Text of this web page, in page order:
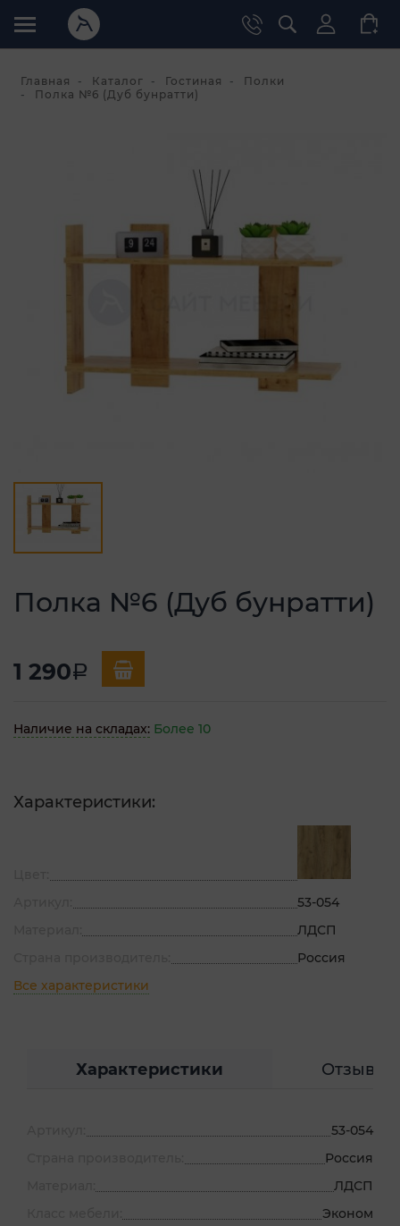
Главная Каталог Гостиная
Полки
Полка №6 (Дуб бунратти)
Полка №6 (Дуб бунратти)
1 290a
Наличие на складах: Более 10
Характеристики:
53-054
ЛДСП
Россия
Все характеристики
Характеристики Отзывы
53-054
Россия
ЛДСП
Эконом